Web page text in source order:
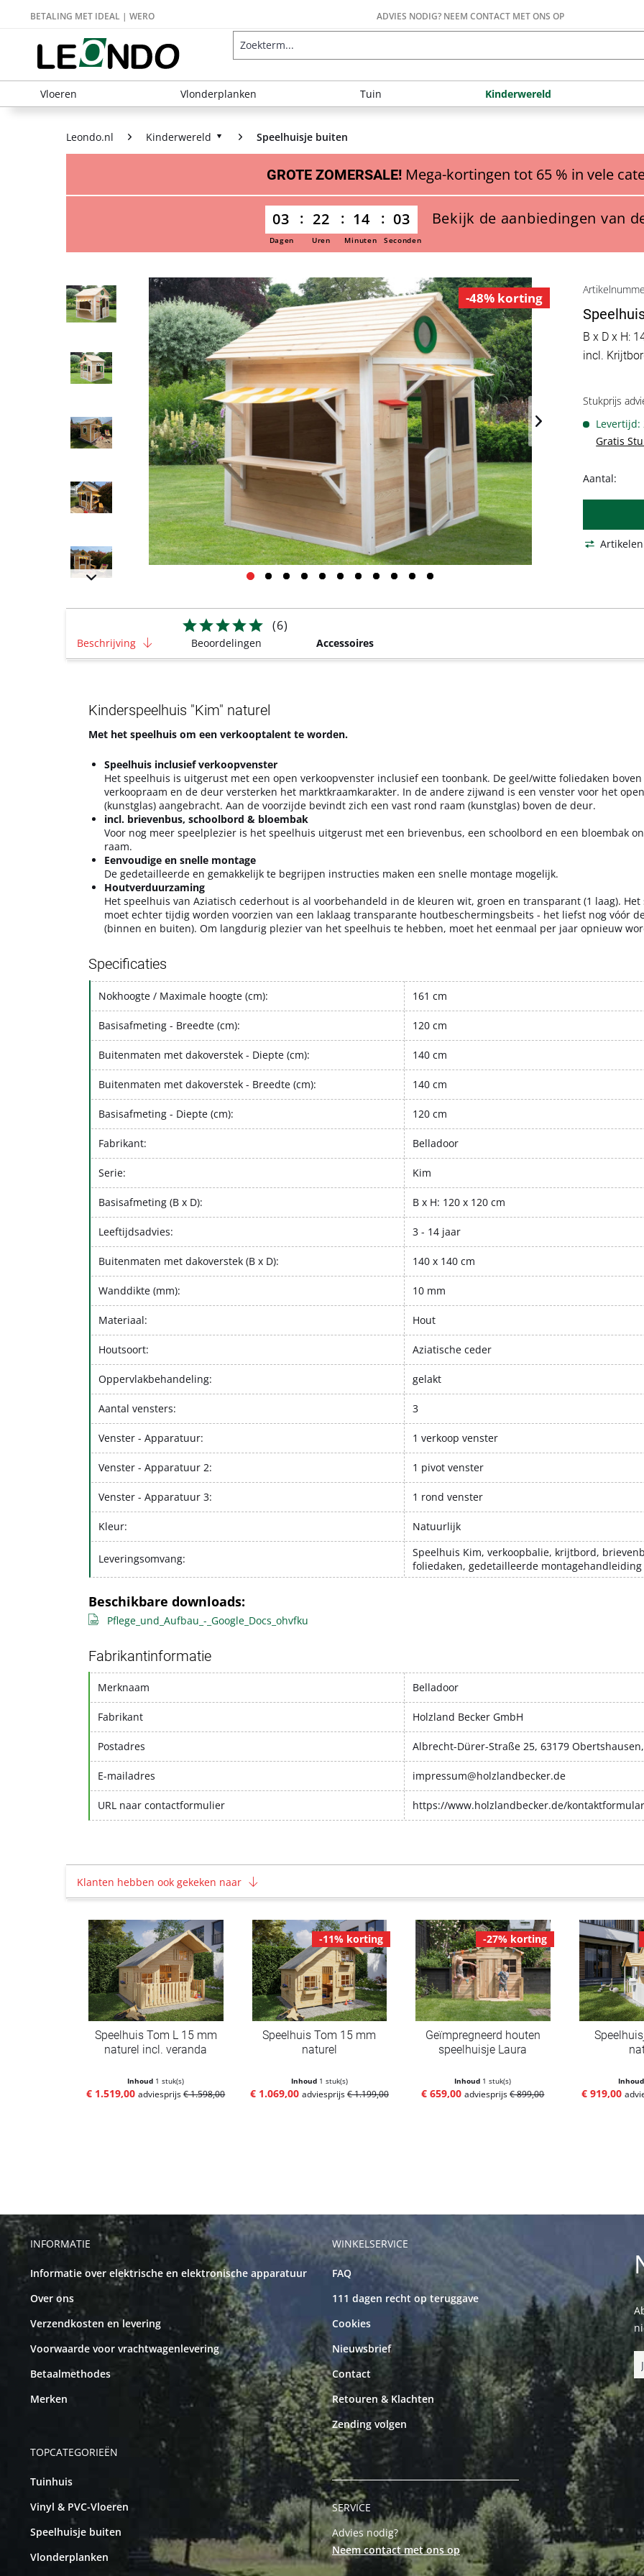
BETALING MET IDEAL | WERO ADVIES NODIG? NEEM CONTACT MET ONS OP
Vloeren Vlonderplanken Tuin Kinderwereld
Leondo.nl Kinderwereld Speelhuisje buiten
GROTE ZOMERSALE! Mega-kortingen tot 65 % in vele
03 22 14 02
Dagen Uren Minuten Seconden
Bekijk de aanbiedingen van
-48% korting
B x D x H:
incl.
Stukprijs
Levertijd:
Gratis
Aantal:
Beschrijving
(6)
Beoordelingen Accessoires
Kinderspeelhuis "Kim" naturel
Met het speelhuis om een ​​verkooptalent te worden.
Speelhuis inclusief verkoopvenster
Het speelhuis is uitgerust met een open verkoopvenster inclusief een toonbank. De geel/witte foliedaken
verkoopraam en de deur versterken het marktkraamkarakter. In de andere zijwand is een venster voor het
(kunstglas) aangebracht. Aan de voorzijde bevindt zich een vast rond raam (kunstglas) boven de deur.
incl. brievenbus, schoolbord & bloembak
Voor nog meer speelplezier is het speelhuis uitgerust met een brievenbus, een schoolbord en een bloembak
raam.
Eenvoudige en snelle montage
De gedetailleerde en gemakkelijk te begrijpen instructies maken een snelle montage mogelijk.
Houtverduurzaming
Het speelhuis van Aziatisch cederhout is al voorbehandeld in de kleuren wit, groen en transparant (1 laag).
moet echter tijdig worden voorzien van een laklaag transparante houtbeschermingsbeits - het liefst nog vóór
(binnen en buiten). Om langdurig plezier van het speelhuis te hebben, moet het eenmaal per jaar opnieuw
Specificaties
Nokhoogte / Maximale hoogte (cm): 161 cm
Basisafmeting - Breedte (cm): 120 cm
Buitenmaten met dakoverstek - Diepte (cm): 140 cm
Buitenmaten met dakoverstek - Breedte (cm): 140 cm
Basisafmeting - Diepte (cm): 120 cm
Fabrikant: Belladoor
Serie: Kim
Basisafmeting (B x D): B x H: 120 x 120 cm
Leeftijdsadvies: 3 - 14 jaar
Buitenmaten met dakoverstek (B x D): 140 x 140 cm
Wanddikte (mm): 10 mm
Materiaal: Hout
Houtsoort: Aziatische ceder
Oppervlakbehandeling: gelakt
Aantal vensters: 3
Venster - Apparatuur: 1 verkoop venster
Venster - Apparatuur 2: 1 pivot venster
Venster - Apparatuur 3: 1 rond venster
Kleur: Natuurlijk
Leveringsomvang:
Speelhuis Kim, verkoopbalie, krijtbord,
foliedaken, gedetailleerde montagehandleiding
Beschikbare downloads:
Pflege_und_Aufbau_-_Google_Docs_ohvfku
Fabrikantinformatie
Merknaam Belladoor
Fabrikant Holzland Becker GmbH
Postadres Albrecht-Dürer-Straße 25, 63179
E-mailadres impressum@holzlandbecker.de
URL naar contactformulier https://www.holzlandbecker.de/kontaktformular
Klanten hebben ook gekeken naar
Speelhuis Tom L 15 mm
naturel incl. veranda
Inhoud 1 stuk(s)
€ 1.519,00 adviesprijs€ 1.598,00
-11% korting
Speelhuis Tom 15 mm
naturel
Inhoud 1 stuk(s)
€ 1.069,00 adviesprijs€ 1.199,00
-27% korting
Geïmpregneerd houten
speelhuisje Laura
Inhoud 1 stuk(s)
€ 659,00 adviesprijs€ 899,00 € 919,00
INFORMATIE
Informatie over elektrische en elektronische apparatuur
Over ons
Verzendkosten en levering
Voorwaarde voor vrachtwagenlevering
Betaalmethodes
Merken
TOPCATEGORIEËN
Tuinhuis
Vinyl & PVC-Vloeren
Speelhuisje buiten
Vlonderplanken
WINKELSERVICE
FAQ
111 dagen recht op teruggave
Cookies
Nieuwsbrief
Contact
Retouren & Klachten
Zending volgen
SERVICE
Advies nodig?
Neem contact met ons op